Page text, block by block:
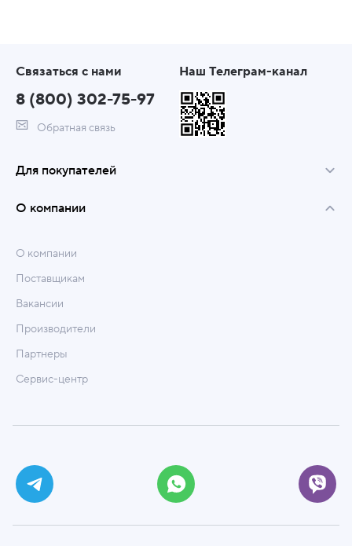
Связаться с нами
8 (800) 302-75-97
Обратная связь
Наш Телеграм-канал
Для покупателей
О компании
О компании
Поставщикам
Вакансии
Производители
Партнеры
Сервис-центр